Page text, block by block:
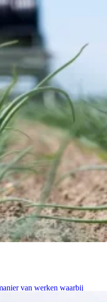
van werken waarbij